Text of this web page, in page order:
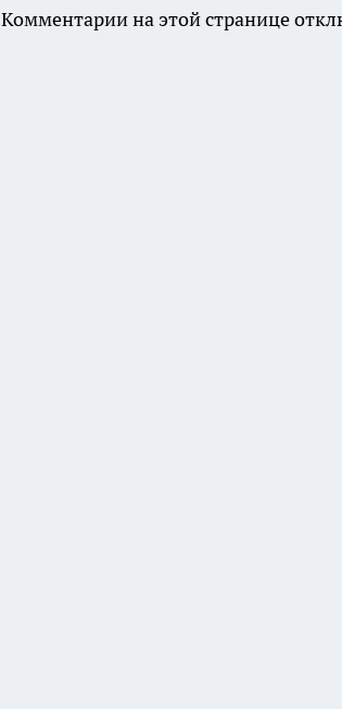
Комментарии на этой странице